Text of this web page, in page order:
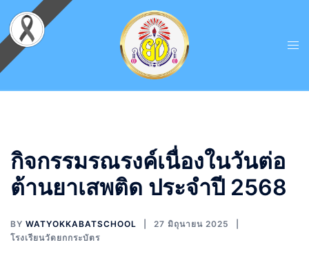
กิจกรรมรณรงค์เนื่องในวันต่อ
ต้านยาเสพติด ประจำปี 2568
BY WATYOKKABATSCHOOL
27 มิถุนายน 2025
โรงเรียนวัดยกกระบัตร